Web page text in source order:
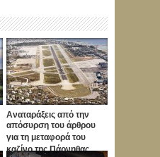
Αναταράξεις από την
απόσυρση του άρθρου
για τη μεταφορά του
καζίνο της Πάρνηθας